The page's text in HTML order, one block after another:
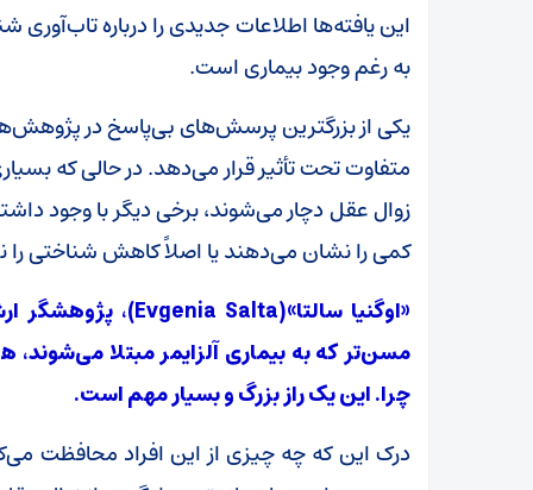
این یافته‌ها اطلاعات جدیدی را درباره تاب‌آوری
به رغم وجود بیماری است.
یکی از بزرگترین پرسش‌های بی‌پاسخ در
متفاوت تحت تأثیر قرار می‌دهد. در حالی که
زوال عقل دچار می‌شوند، برخی دیگر با
کمی را نشان می‌دهند یا اصلاً کاهش شناختی
مسن‌تر که به بیماری آلزایمر مبتلا می‌شوند،
چرا. این یک راز بزرگ و بسیار مهم است.
درک این که چه چیزی از این افراد محافظت